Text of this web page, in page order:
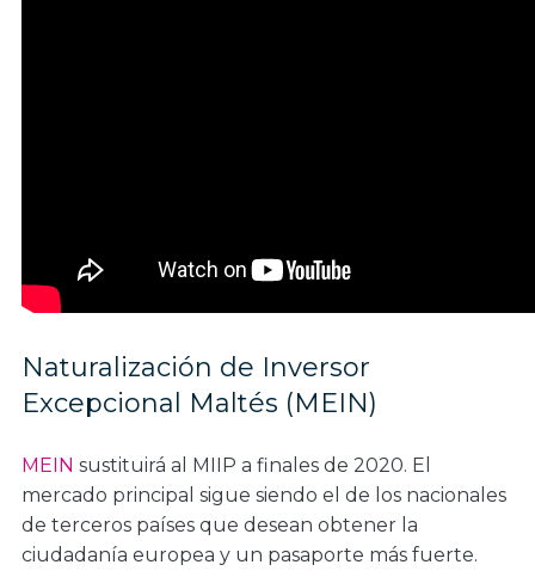
Naturalización de Inversor
Excepcional Maltés (MEIN)
MEIN sustituirá al MIIP a finales de 2020. El
mercado principal sigue siendo el de los nacionales
de terceros países que desean obtener la
ciudadanía europea y un pasaporte más fuerte.